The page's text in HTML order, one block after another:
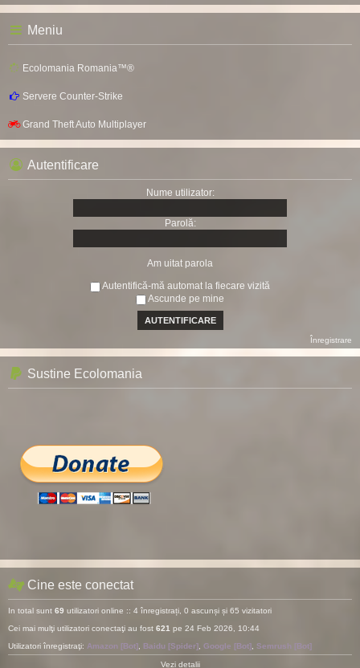
Meniu
Ecolomania Romania™®
Servere Counter-Strike
Grand Theft Auto Multiplayer
Autentificare
Nume utilizator:
Parolă:
Am uitat parola
Autentifică-mă automat la fiecare vizită
Ascunde pe mine
Înregistrare
Sustine Ecolomania
Cine este conectat
In total sunt 69 utilizatori online :: 4 înregistrați, 0 ascunși și 65 vizitatori
Cei mai mulţi utilizatori conectaţi au fost 621 pe 24 Feb 2026, 10:44
Utilizatori înregistraţi: Amazon [Bot] , Baidu [Spider], Google [Bot] , Semrush [Bot]
Vezi detalii